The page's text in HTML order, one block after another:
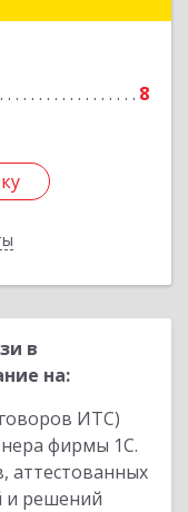
8
в
на:
ИТС)
фирмы 1С.
аттестованных
и решений